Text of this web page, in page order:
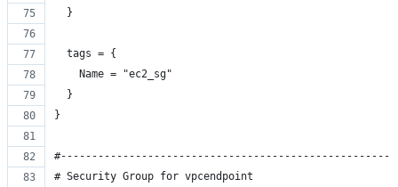
  }
  tags = {
    Name = "ec2_sg"
  }
}
# Security Group for vpcendpoint